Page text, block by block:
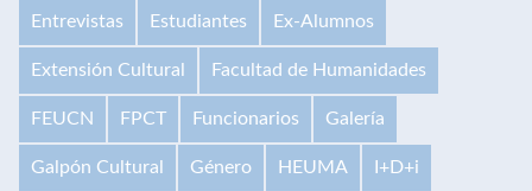
Entrevistas Estudiantes Ex-Alumnos
Extensión Cultural Facultad de Humanidades
FEUCN FPCT Funcionarios Galería
Galpón Cultural Género HEUMA I+D+i